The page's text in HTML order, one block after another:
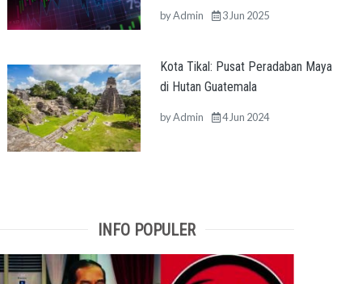
byAdmin 3 Jun 2025
Kota Tikal: Pusat Peradaban Maya
di Hutan Guatemala
byAdmin 4 Jun 2024
INFO POPULER